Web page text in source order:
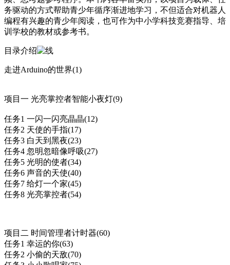
务驱动的方式帮助青少年循序渐进地学习，不但适合对机器人
编程有兴趣的青少年阅读，也可作为中小学科技竞赛指导、培
训学校的教材或参考书。
目录介绍
走进Arduino的世界(1)
项目一 光亮掌控者智能小夜灯(9)
任务1 一闪一闪亮晶晶(12)
任务2 天使的手指(17)
任务3 白天到黑夜(23)
任务4 忽明忽暗像呼吸(27)
任务5 光明的使者(34)
任务6 声音的天使(40)
任务7 给灯一个家(45)
任务8 光亮掌控者(54)
项目二 时间管理者计时器(60)
任务1 幸运的你(63)
任务2 小偷的天敌(70)